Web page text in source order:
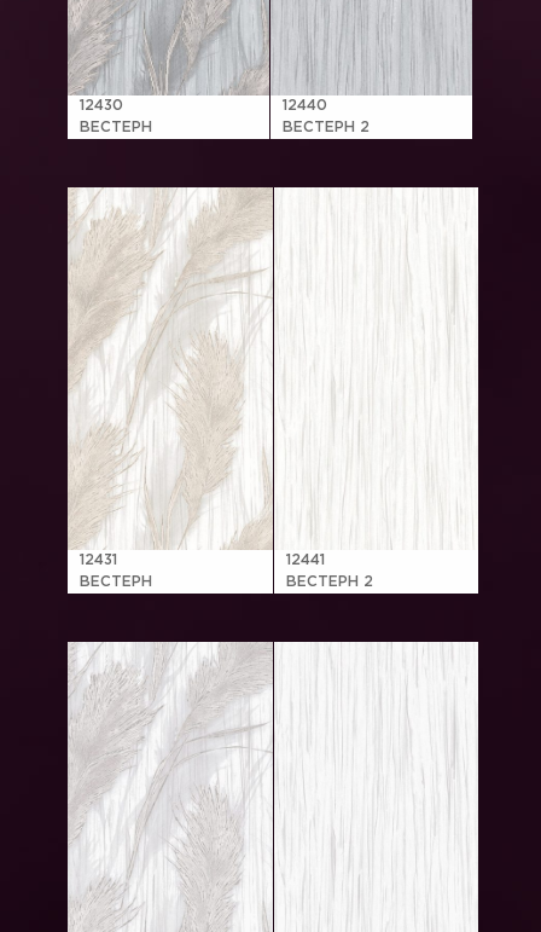
12430
ВЕСТЕРН
12440
ВЕСТЕРН 2
12431
ВЕСТЕРН
12441
ВЕСТЕРН 2